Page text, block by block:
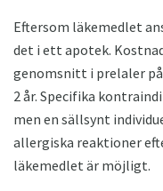
Eftersom läkemedlet
det i ett apotek.
genomsnitt i prelaler
2 år. Specifika
men en sällsynt
allergiska reaktioner
läkemedlet är möjligt.